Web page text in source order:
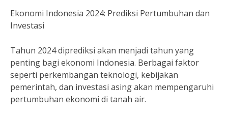
Ekonomi Indonesia 2024: Prediksi Pertumbuhan dan
Investasi
Tahun 2024 diprediksi akan menjadi tahun yang
penting bagi ekonomi Indonesia. Berbagai faktor
seperti perkembangan teknologi, kebijakan
pemerintah, dan investasi asing akan mempengaruhi
pertumbuhan ekonomi di tanah air.